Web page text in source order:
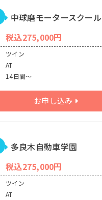
中球磨モータースクール
税込275,000円
ツイン
AT
14日間～
お申し込み
多良木自動車学園
税込275,000円
ツイン
AT